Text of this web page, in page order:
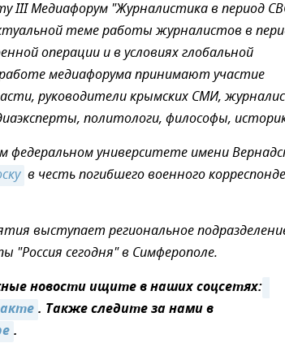
III Медиафорум "Журналистика в период
теме работы журналистов в
операции и в условиях глобальной
медиафорума принимают участие
руководители крымских СМИ,
политологи, философы,
федеральном университете имени
в честь погибшего военного
выступает региональное
"Россия сегодня" в Симферополе.
новости ищите в наших соцсетях:
. Также следите за нами в
.